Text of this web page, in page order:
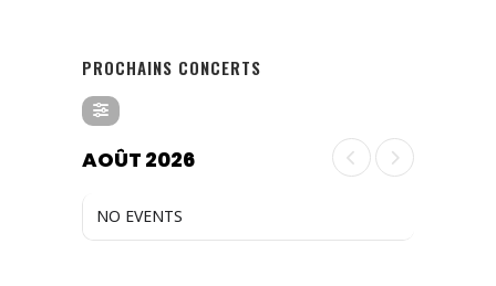
PROCHAINS CONCERTS
AOÛT 2026
NO EVENTS